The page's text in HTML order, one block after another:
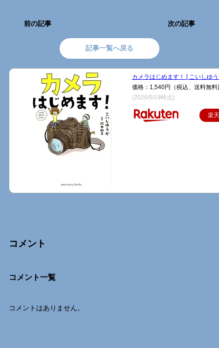
前の記事
記事一覧へ戻る
次の記事
カメラはじめます！ [ こいしゆ
価格：1,540円（税込、送料無料)
(2026/5/19時点)
楽
コメント
コメント一覧
コメントはありません。